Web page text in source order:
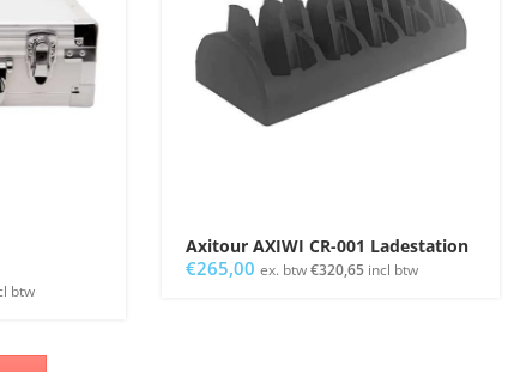
btw
Axitour AXIWI CR-001 Ladestation
€265,00 ex. btw€320,65 incl btw